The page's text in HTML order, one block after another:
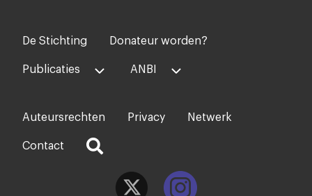
Voet
midden
De Stichting Donateur worden?
Publicaties ANBI
Voet
rechts
Auteursrechten Privacy Netwerk
Contact